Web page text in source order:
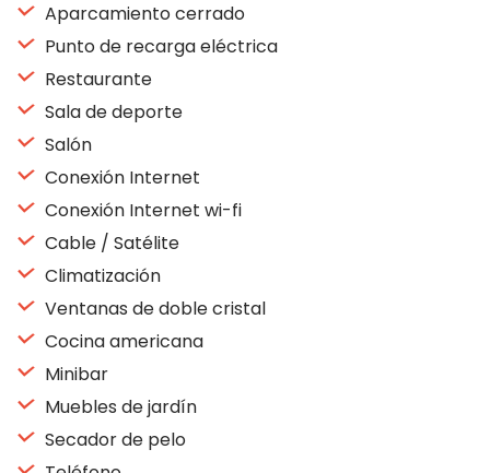
Aparcamiento cerrado
Punto de recarga eléctrica
Restaurante
Sala de deporte
Salón
Conexión Internet
Conexión Internet wi-fi
Cable / Satélite
Climatización
Ventanas de doble cristal
Cocina americana
Minibar
Muebles de jardín
Secador de pelo